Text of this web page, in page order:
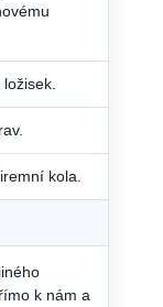
kola.
k nám a